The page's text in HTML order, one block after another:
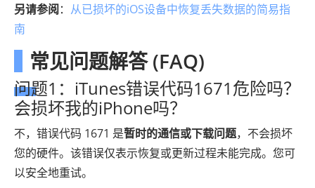
另请参阅： 从已损坏的iOS设备中恢复丢失数据的简易指
南
常见问题解答 (FAQ)
问题1：iTunes错误代码1671危险吗？
会损坏我的iPhone吗？
不，错误代码 1671 是暂时的通信或下载问题，不会损坏
您的硬件。该错误仅表示恢复或更新过程未能完成。您可
以安全地重试。